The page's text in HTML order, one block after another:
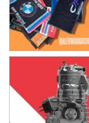
NORESTE
Ciudad de Avellaneda
Avellaneda (Santa Fe)
SUR SANTAFESINO
José Samuel Sánchez
Rufino (Santa Fe)
TUCUMANO - F5
Juan Navarro (Asfalto)